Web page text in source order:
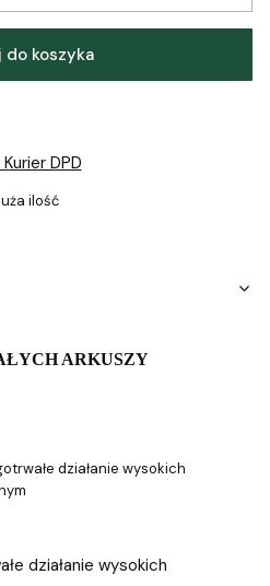
do koszyka
DPD
ilość
ARKUSZY
działanie wysokich
działanie wysokich